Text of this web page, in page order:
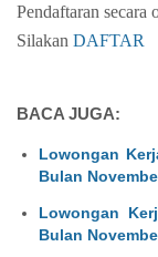
Pendaftaran secara
Silakan DAFTAR
BACA JUGA:
Lowongan
Bulan
Lowongan
Bulan